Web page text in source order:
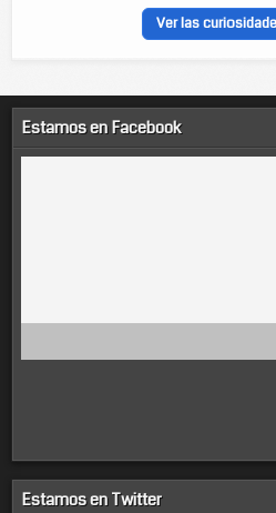
Ver las
Estamos en Facebook
Estamos en Twitter